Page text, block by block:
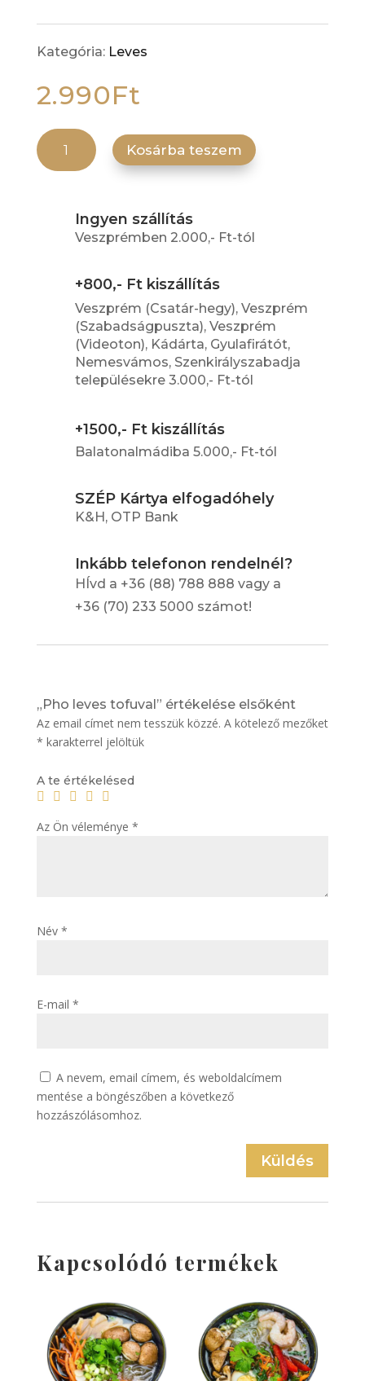
Kategória: Leves
2.990Ft
Pho leves tofuval mennyiség
Kosárba teszem
Ingyen szállítás
Veszprémben 2.000,- Ft-tól
+800,- Ft kiszállítás
Veszprém (Csatár-hegy), Veszprém
(Szabadságpuszta), Veszprém
(Videoton), Kádárta, Gyulafirátót,
Nemesvámos, Szenkirályszabadja
településekre 3.000,- Ft-tól
+1500,- Ft kiszállítás
Balatonalmádiba 5.000,- Ft-tól
SZÉP Kártya elfogadóhely
K&H, OTP Bank
Inkább telefonon rendelnél?
HÍvd a +36 (88) 788 888 vagy a
+36 (70) 233 5000 számot!
„Pho leves tofuval” értékelése elsőként
Az email címet nem tesszük közzé. A kötelező mezőket
* karakterrel jelöltük
A te értékelésed
Az Ön véleménye *
Név *
E-mail *
A nevem, email címem, és weboldalcímem
mentése a böngészőben a következő
hozzászólásomhoz.
Küldés
Kapcsolódó termékek